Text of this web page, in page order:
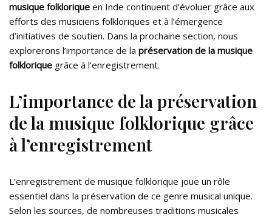
musique folklorique en Inde continuent d’évoluer grâce aux
efforts des musiciens folkloriques et à l’émergence
d’initiatives de soutien. Dans la prochaine section, nous
explorerons l’importance de la préservation de la musique
folklorique grâce à l’enregistrement.
L’importance de la préservation
de la musique folklorique grâce
à l’enregistrement
L’enregistrement de musique folklorique joue un rôle
essentiel dans la préservation de ce genre musical unique.
Selon les sources, de nombreuses traditions musicales